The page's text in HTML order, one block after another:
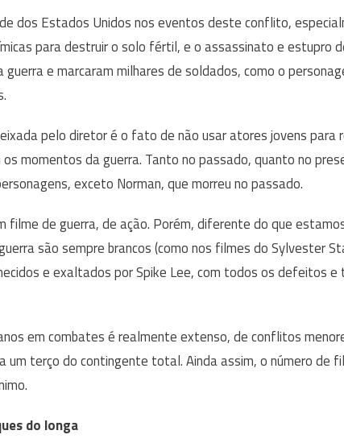
dos Estados Unidos nos eventos deste conflito,
para destruir o solo fértil, e o assassinato e estupro
e marcaram milhares de soldados, como o
pelo diretor é o fato de não usar atores jovens para
momentos da guerra. Tanto no passado, quanto no
exceto Norman, que morreu no passado.
filme de guerra, de ação. Porém, diferente do que
são sempre brancos (como nos filmes do Sylvester
e exaltados por Spike Lee, com todos os defeitos
em combates é realmente extenso, de conflitos
um terço do contingente total. Ainda assim, o número de
do longa